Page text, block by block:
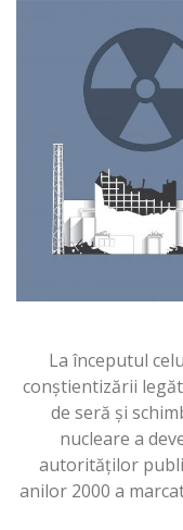
La începutul
conștientizării
de seră și
nucleare a
autorităților
anilor 2000 a